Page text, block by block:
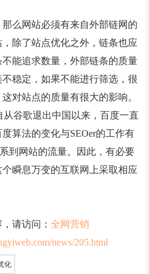
么网站必须有来自外部链网的
除了站点优化之外，链条也应
能追求数量，外部链条的质量
稳定，如果不能进行筛选，很
对站点的质量有很大的影响。
从谷歌退出中国以来，百度一直
算法的变化与SEOer的工作有
到网站的流量。因此，有必要
瞬息万变的互联网上采取相应
请访问：全网营销
news/205.html
化